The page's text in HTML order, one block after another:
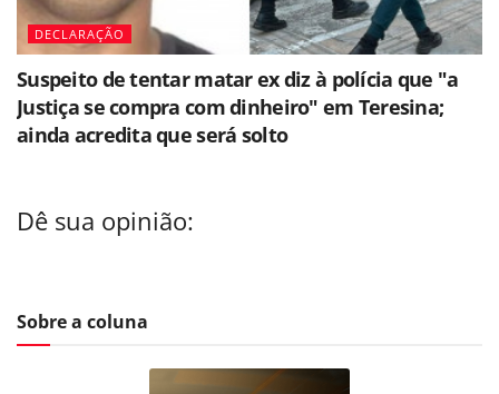
DECLARAÇÃO
Suspeito de tentar matar ex diz à polícia que "a
Justiça se compra com dinheiro" em Teresina;
ainda acredita que será solto
Dê sua opinião:
Sobre a coluna